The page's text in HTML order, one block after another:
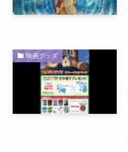
映画グッズ